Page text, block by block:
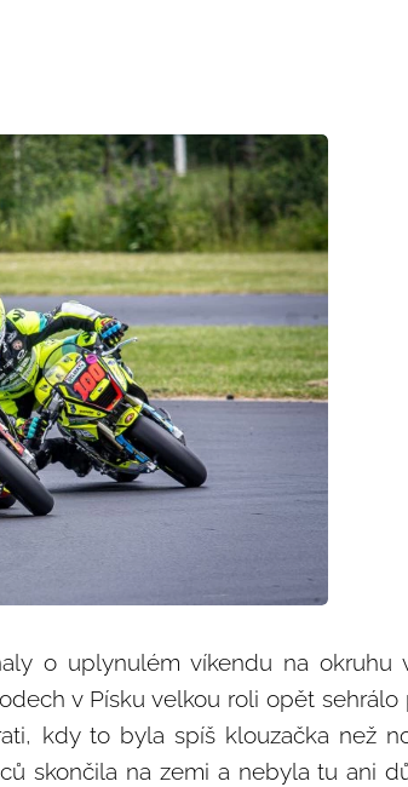
o uplynulém víkendu na okruhu
v Písku velkou roli opět sehrálo
kdy to byla spíš klouzačka než
skončila na zemi a nebyla tu ani